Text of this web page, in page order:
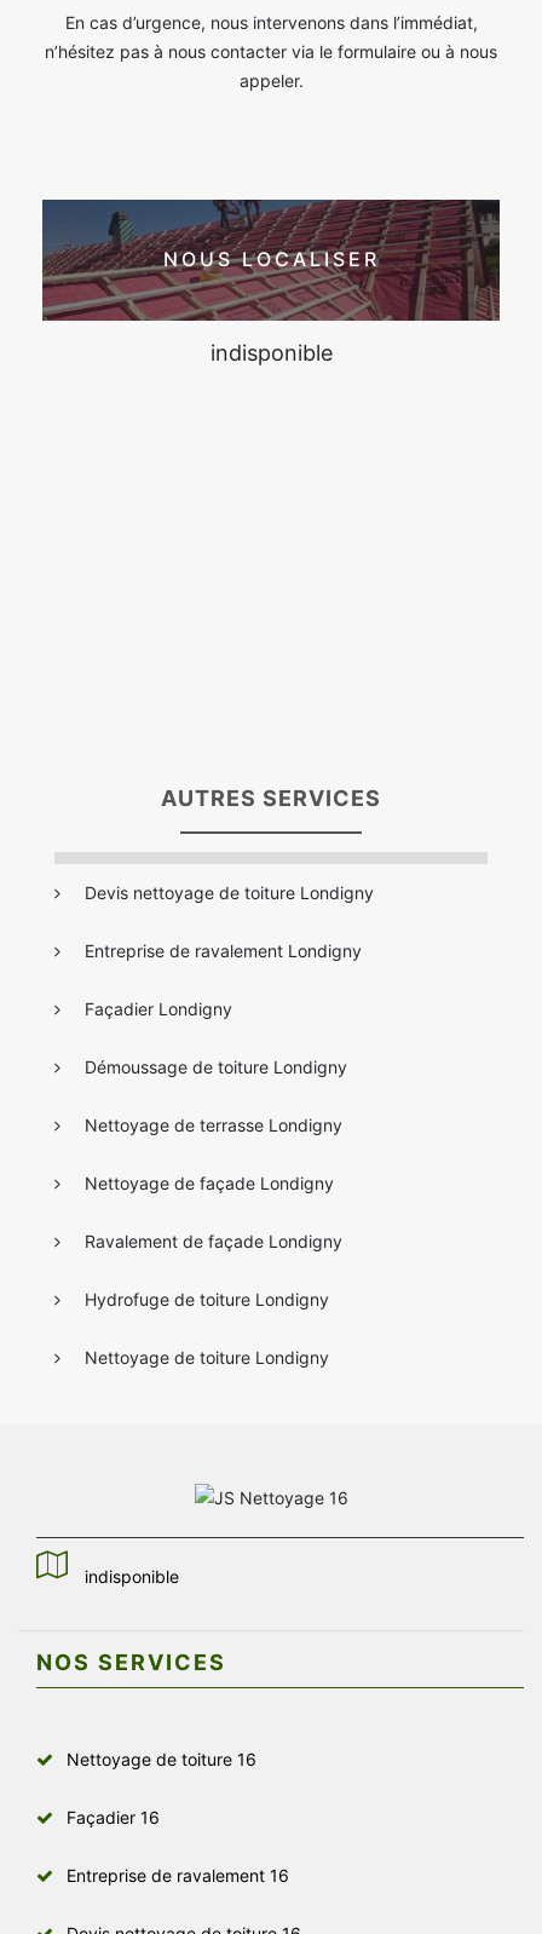
En cas d’urgence, nous intervenons dans l’immédiat,
n’hésitez pas à nous contacter via le formulaire ou à nous
appeler.
NOUS LOCALISER
indisponible
AUTRES SERVICES
Devis nettoyage de toiture Londigny
Entreprise de ravalement Londigny
Façadier Londigny
Démoussage de toiture Londigny
Nettoyage de terrasse Londigny
Nettoyage de façade Londigny
Ravalement de façade Londigny
Hydrofuge de toiture Londigny
Nettoyage de toiture Londigny
indisponible
NOS SERVICES
Nettoyage de toiture 16
Façadier 16
Entreprise de ravalement 16